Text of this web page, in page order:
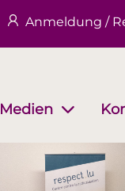
Anmeldung /
Medien